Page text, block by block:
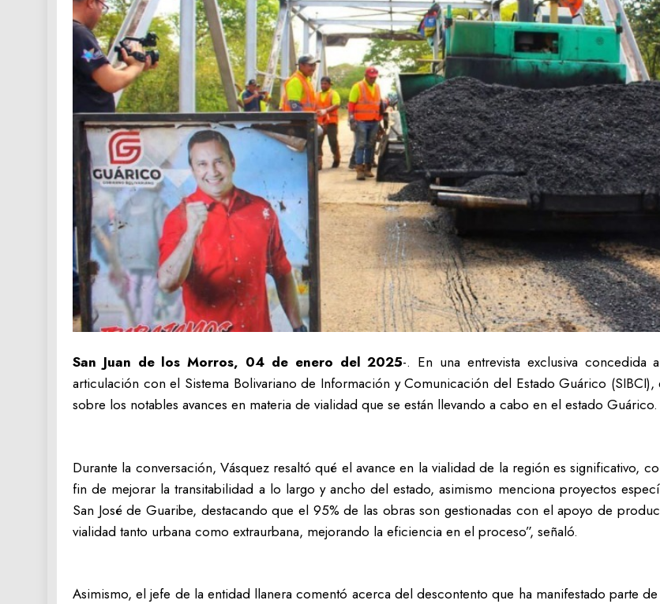
San Juan de los Morros, 04 de enero del 2025-. En una entrevista exclusiva
articulación con el Sistema Bolivariano de Información y Comunicación del Estado Guárico
sobre los notables avances en materia de vialidad que se están llevando a cabo en el estado Guárico.
Durante la conversación, Vásquez resaltó qué el avance en la vialidad de la región es significativo,
fin de mejorar la transitabilidad a lo largo y ancho del estado, asimismo menciona proyectos
San José de Guaribe, destacando que el 95% de las obras son gestionadas con el apoyo de
vialidad tanto urbana como extraurbana, mejorando la eficiencia en el proceso”, señaló.
Asimismo, el jefe de la entidad llanera comentó acerca del descontento que ha manifestado parte